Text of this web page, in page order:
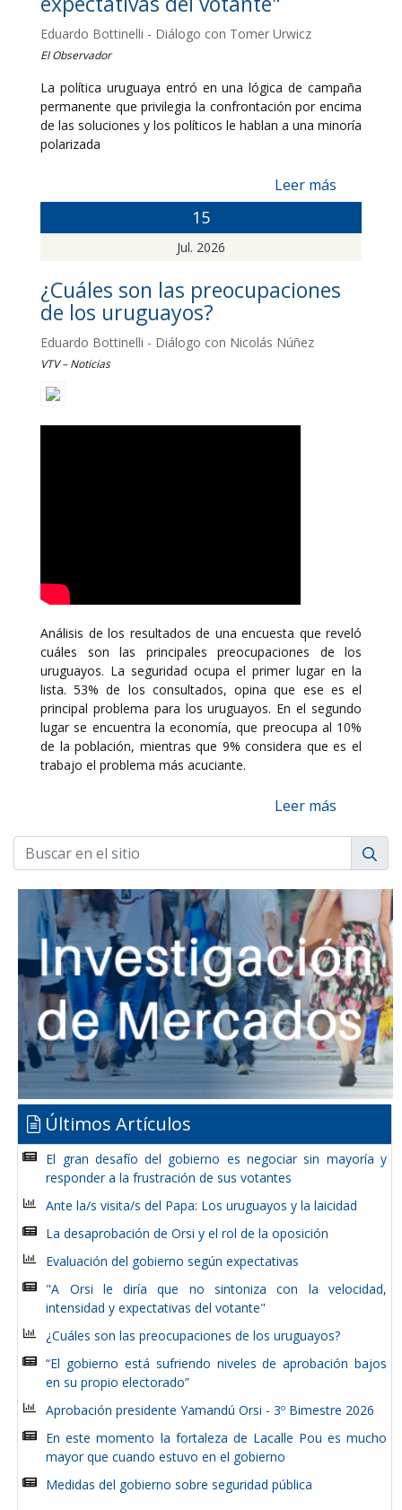
Eduardo Bottinelli - Diálogo con Tomer Urwicz
El Observador
La política uruguaya entró en una lógica de campaña
permanente que privilegia la confrontación por encima
de las soluciones y los políticos le hablan a una minoría
polarizada
Leer más
15
Jul. 2026
¿Cuáles son las preocupaciones
de los uruguayos?
Eduardo Bottinelli - Diálogo con Nicolás Núñez
VTV – Noticias
Análisis de los resultados de una encuesta que reveló
cuáles son las principales preocupaciones de los
uruguayos. La seguridad ocupa el primer lugar en la
lista. 53% de los consultados, opina que ese es el
principal problema para los uruguayos. En el segundo
lugar se encuentra la economía, que preocupa al 10%
de la población, mientras que 9% considera que es el
trabajo el problema más acuciante.
Leer más
Últimos Artículos
El gran desafío del gobierno es negociar sin mayoría y
responder a la frustración de sus votantes
Ante la/s visita/s del Papa: Los uruguayos y la laicidad
La desaprobación de Orsi y el rol de la oposición
Evaluación del gobierno según expectativas
"A Orsi le diría que no sintoniza con la velocidad,
intensidad y expectativas del votante"
¿Cuáles son las preocupaciones de los uruguayos?
“El gobierno está sufriendo niveles de aprobación bajos
en su propio electorado”
Aprobación presidente Yamandú Orsi - 3º Bimestre 2026
En este momento la fortaleza de Lacalle Pou es mucho
mayor que cuando estuvo en el gobierno
Medidas del gobierno sobre seguridad pública